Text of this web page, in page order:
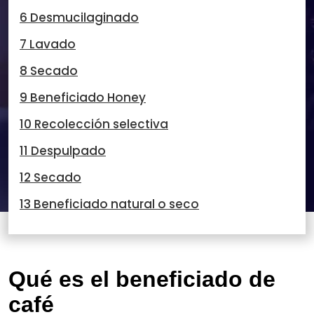
6 Desmucilaginado
7 Lavado
8 Secado
9 Beneficiado Honey
10 Recolección selectiva
11 Despulpado
12 Secado
13 Beneficiado natural o seco
Qué es el beneficiado de
café